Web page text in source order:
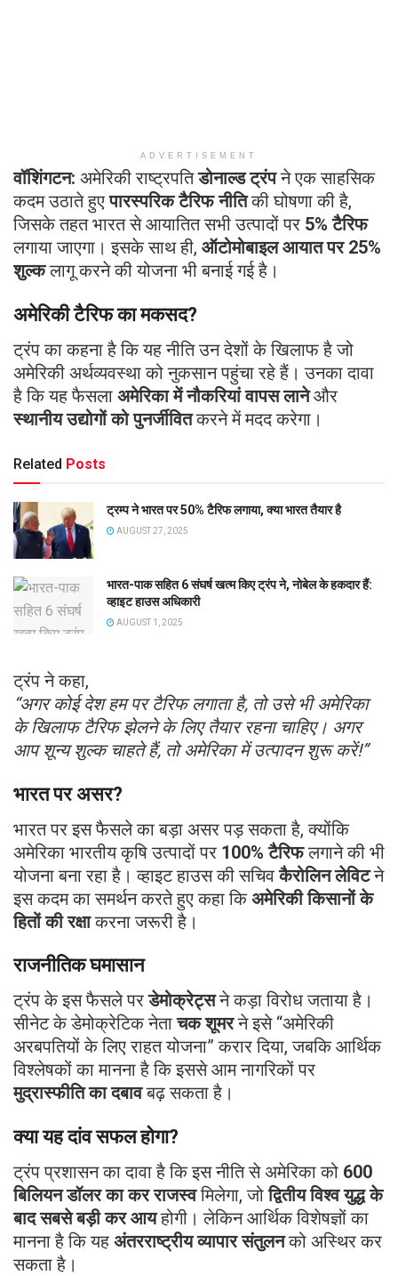
ADVERTISEMENT
वॉशिंगटन: अमेरिकी राष्ट्रपतिडोनाल्ड ट्रंपने एक साहसिक
कदम उठाते हुएपारस्परिक टैरिफ नीतिकी घोषणा की है,
जिसके तहत भारत से आयातित सभी उत्पादों पर 5% टैरिफ
लगाया जाएगा। इसके साथ ही, ऑटोमोबाइल आयात पर 25%
शुल्कलागू करने की योजना भी बनाई गई है।
अमेरिकी टैरिफ का मकसद?
ट्रंप का कहना है कि यह नीति उन देशों के खिलाफ है जो
अमेरिकी अर्थव्यवस्था को नुकसान पहुंचा रहे हैं। उनका दावा
है कि यह फैसला अमेरिका में नौकरियां वापस लानेऔर
स्थानीय उद्योगों को पुनर्जीवितकरने में मदद करेगा।
Related Posts
ट्रम्प ने भारत पर 50% टैरिफ लगाया, क्या भारत तैयार है
AUGUST 27, 2025
भारत-पाक सहित 6 संघर्ष खत्म किए ट्रंप ने, नोबेल के हकदार हैं:
व्हाइट हाउस अधिकारी
AUGUST 1, 2025
ट्रंप ने कहा,
“अगर कोई देश हम पर टैरिफ लगाता है, तो उसे भी अमेरिका
के खिलाफ टैरिफ झेलने के लिए तैयार रहना चाहिए। अगर
आप शून्य शुल्क चाहते हैं, तो अमेरिका में उत्पादन शुरू करें!”
भारत पर असर?
भारत पर इस फैसले का बड़ा असर पड़ सकता है, क्योंकि
अमेरिका भारतीय कृषि उत्पादों पर 100% टैरिफलगाने की भी
योजना बना रहा है। व्हाइट हाउस की सचिवकैरोलिन लेविटने
इस कदम का समर्थन करते हुए कहा किअमेरिकी किसानों के
हितों की रक्षाकरना जरूरी है।
राजनीतिक घमासान
ट्रंप के इस फैसले परडेमोक्रेट्सने कड़ा विरोध जताया है।
सीनेट के डेमोक्रेटिक नेताचक शूमरने इसे “अमेरिकी
अरबपतियों के लिए राहत योजना” करार दिया, जबकि आर्थिक
विश्लेषकों का मानना है कि इससे आम नागरिकों पर
मुद्रास्फीति का दबावबढ़ सकता है।
क्या यह दांव सफल होगा?
ट्रंप प्रशासन का दावा है कि इस नीति से अमेरिका को 600
बिलियन डॉलर का कर राजस्वमिलेगा, जोद्वितीय विश्व युद्ध के
बाद सबसे बड़ी कर आयहोगी। लेकिन आर्थिक विशेषज्ञों का
मानना है कि यह अंतरराष्ट्रीय व्यापार संतुलनको अस्थिर कर
सकता है।